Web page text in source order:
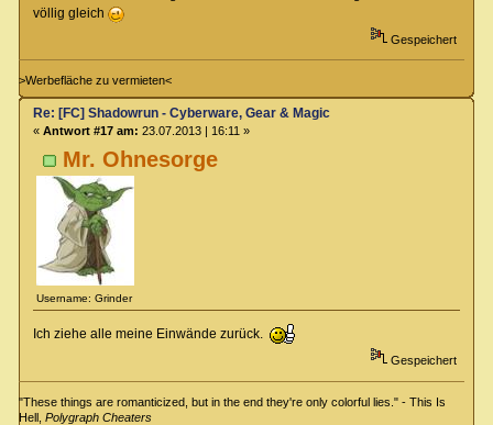
völlig gleich
Gespeichert
>Werbefläche zu vermieten<
Mr. Ohnesorge
Username: Grinder
Re: [FC] Shadowrun - Cyberware, Gear & Magic
« Antwort #17 am: 23.07.2013 | 16:11 »
Ich ziehe alle meine Einwände zurück.
Gespeichert
"These things are romanticized, but in the end they're only colorful lies." - This Is
Hell,Polygraph Cheaters